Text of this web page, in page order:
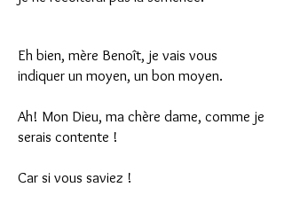
Eh bien, mère Benoît, je vais vous
indiquer un moyen, un bon moyen.
Ah! Mon Dieu, ma chère dame, comme je
serais contente !
Car si vous saviez !